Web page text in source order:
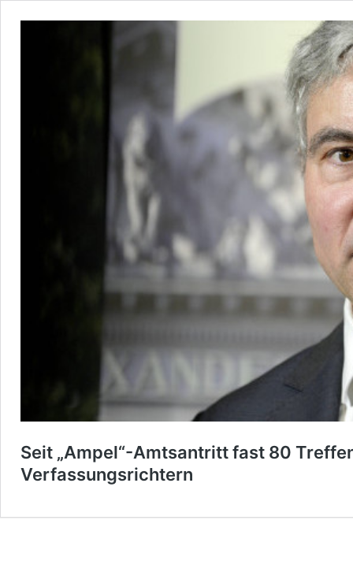
Seit „Ampel“-Amtsantritt fast 80
Verfassungsrichtern